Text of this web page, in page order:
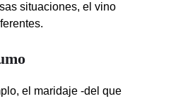
situaciones, el vino
el maridaje -del que